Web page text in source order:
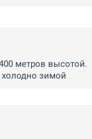
метров высотой.
зимой